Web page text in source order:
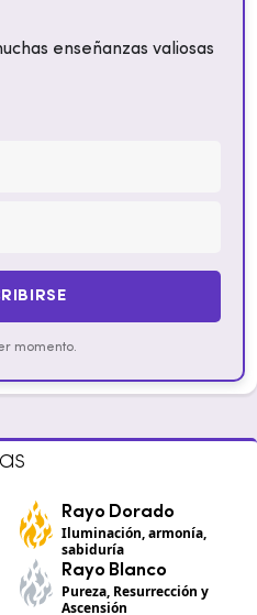
enseñanzas valiosas
momento.
Rayo Dorado
Iluminación, armonía,
sabiduría
Rayo Blanco
Pureza, Resurrección y
Ascensión